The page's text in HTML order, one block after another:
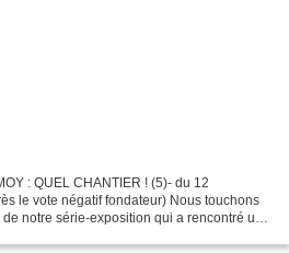
: QUEL CHANTIER ! (5)- du 12
le vote négatif fondateur) Nous touchons
notre série-exposition qui a rencontré un